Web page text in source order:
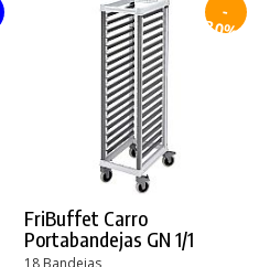
-
30%
FriBuffet Carro
Portabandejas GN 1/1